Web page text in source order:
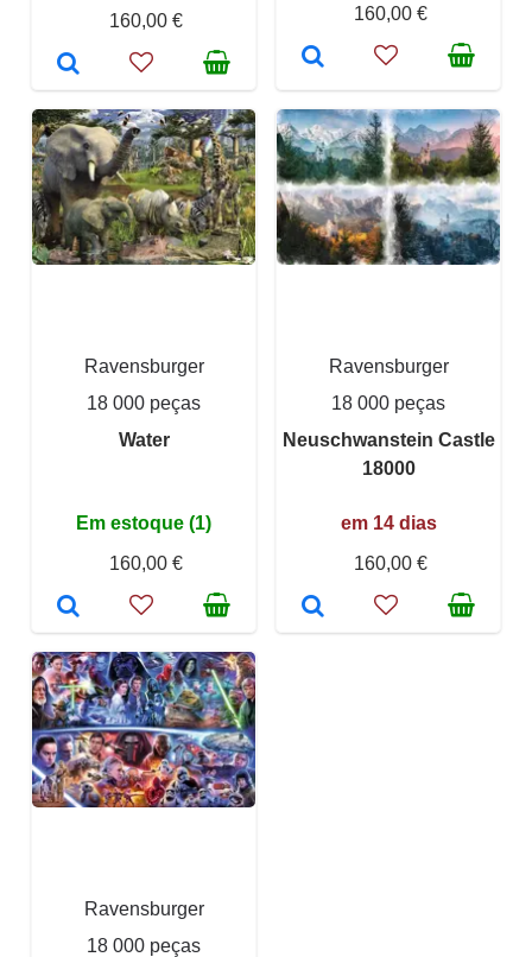
160,00 €
160,00 €
Ravensburger
18 000 peças
Water
Em estoque (1)
160,00 €
Ravensburger
18 000 peças
Neuschwanstein Castle
18000
em 14 dias
160,00 €
Ravensburger
18 000 peças